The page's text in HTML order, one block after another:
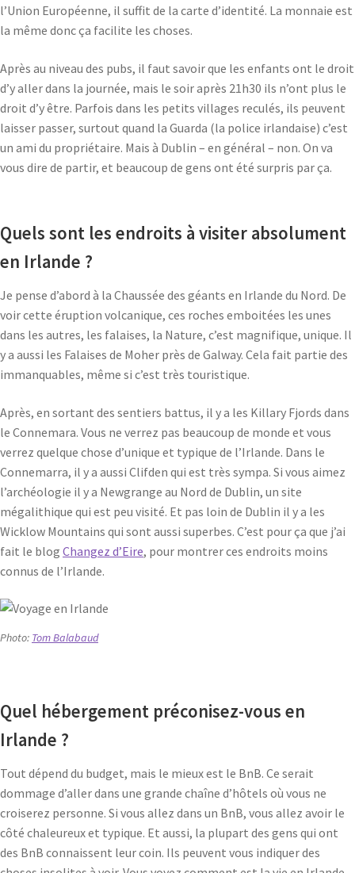
l’Union Européenne, il suffit de la carte d’identité. La monnaie est
la même donc ça facilite les choses.
Après au niveau des pubs, il faut savoir que les enfants ont le droit
d’y aller dans la journée, mais le soir après 21h30 ils n’ont plus le
droit d’y être. Parfois dans les petits villages reculés, ils peuvent
laisser passer, surtout quand la Guarda (la police irlandaise) c’est
un ami du propriétaire. Mais à Dublin – en général – non. On va
vous dire de partir, et beaucoup de gens ont été surpris par ça.
Quels sont les endroits à visiter absolument
en Irlande ?
Je pense d’abord à la Chaussée des géants en Irlande du Nord. De
voir cette éruption volcanique, ces roches emboitées les unes
dans les autres, les falaises, la Nature, c’est magnifique, unique. Il
y a aussi les Falaises de Moher près de Galway. Cela fait partie des
immanquables, même si c’est très touristique.
Après, en sortant des sentiers battus, il y a les Killary Fjords dans
le Connemara. Vous ne verrez pas beaucoup de monde et vous
verrez quelque chose d’unique et typique de l’Irlande. Dans le
Connemarra, il y a aussi Clifden qui est très sympa. Si vous aimez
l’archéologie il y a Newgrange au Nord de Dublin, un site
mégalithique qui est peu visité. Et pas loin de Dublin il y a les
Wicklow Mountains qui sont aussi superbes. C’est pour ça que j’ai
fait le blog Changez d’Eire, pour montrer ces endroits moins
connus de l’Irlande.
Photo: Tom Balabaud
Quel hébergement préconisez-vous en
Irlande ?
Tout dépend du budget, mais le mieux est le BnB. Ce serait
dommage d’aller dans une grande chaîne d’hôtels où vous ne
croiserez personne. Si vous allez dans un BnB, vous allez avoir le
côté chaleureux et typique. Et aussi, la plupart des gens qui ont
des BnB connaissent leur coin. Ils peuvent vous indiquer des